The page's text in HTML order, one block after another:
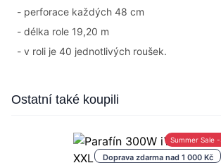
- perforace každých 48 cm
- délka role 19,20 m
- v roli je 40 jednotlivých roušek.
Press to skip carousel
Ostatní také koupili
Doprava zdarma nad 1 000 Kč
Summer Sale -